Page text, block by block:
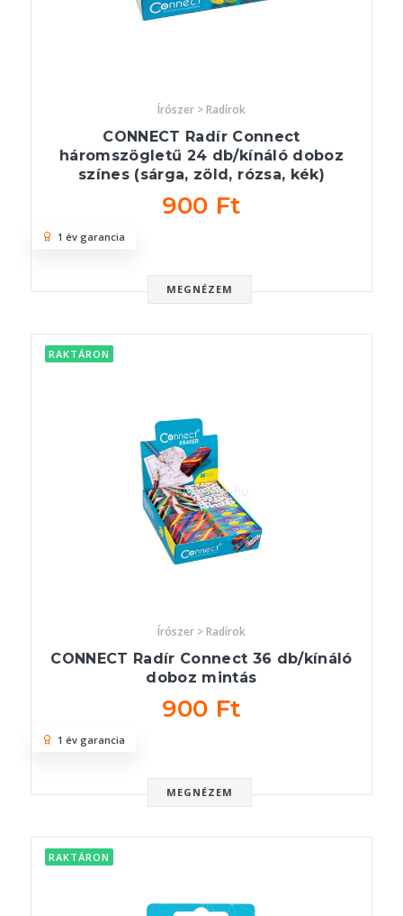
Írószer > Radírok
CONNECT Radír Connect
háromszögletű 24 db/kínáló doboz
színes (sárga, zöld, rózsa, kék)
900 Ft
MEGNÉZEM
1 év garancia
RAKTÁRON
Írószer > Radírok
CONNECT Radír Connect 36 db/kínáló
doboz mintás
900 Ft
MEGNÉZEM
1 év garancia
RAKTÁRON